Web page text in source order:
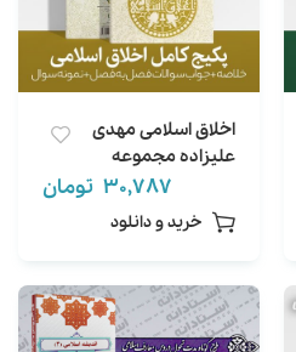
اخلاق اسلامی مهدی
علیزاده مجموعه
کامل خلاصه + 300
نمونه سوال تستی +
خودآزمایی
30,787 تومان
خرید و دانلود